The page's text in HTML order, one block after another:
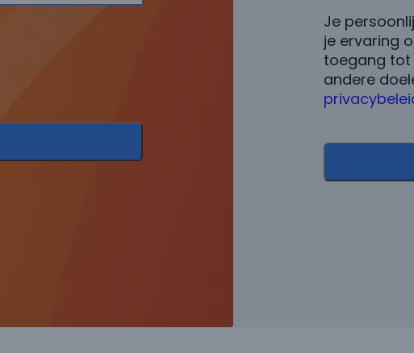
Je
je ervaring
toegang tot
andere